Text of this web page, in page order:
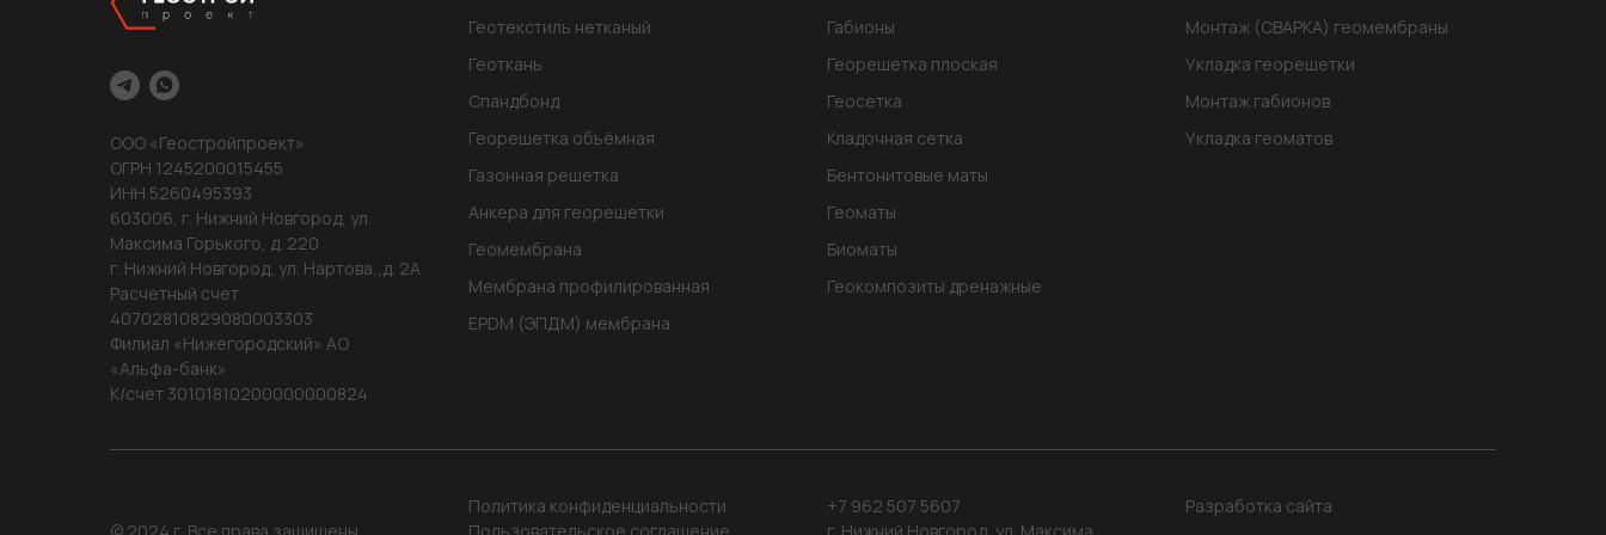
ООО «Геостройпроект»
ОГРН 1245200015455
ИНН 5260495393
603006, г. Нижний Новгород, ул.
Максима Горького, д. 220
г. Нижний Новгород, ул. Нартова,,д. 2А
Расчетный счет
40702810829080003303
Филиал «Нижегородский» АО
«Альфа-банк»
К/счет 30101810200000000824
Геотекстиль нетканый
Геоткань
Спандбонд
Георешетка объёмная
Газонная решетка
Анкера для георешетки
Геомембрана
Мембрана профилированная
EPDM (ЭПДМ) мембрана
Габионы
Георешетка плоская
Геосетка
Кладочная сетка
Бентонитовые маты
Геоматы
Биоматы
Геокомпозиты дренажные
Монтаж (СВАРКА) геомембраны
Укладка георешетки
Монтаж габионов
Укладка геоматов
Политика конфиденциальности
+7 962 507 5607
Разработка сайта